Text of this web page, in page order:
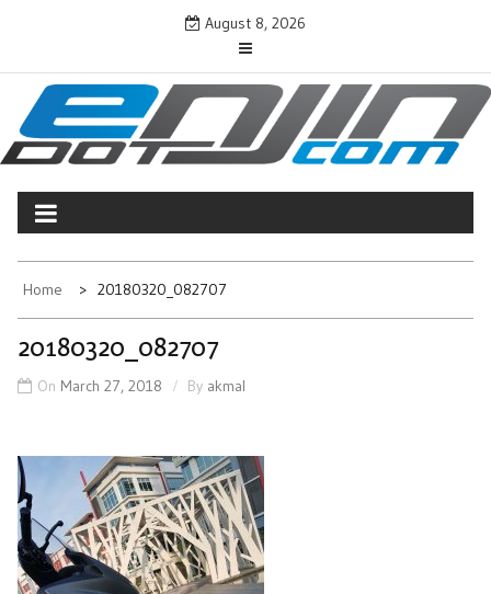
content
August 8, 2026
ENJINDOTCOM
Perjalanan Dunia Permotoran
Home 20180320_082707
20180320_082707
On March 27, 2018 By akmal